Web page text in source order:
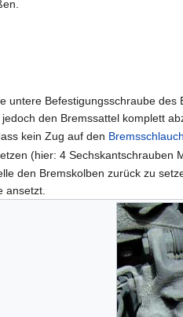
untere Befestigungsschraube
den Bremssattel komplett
kein Zug auf den Bremsschlauch
(hier: 4 Sechskantschrauben
den Bremskolben zurück zu
ansetzt.